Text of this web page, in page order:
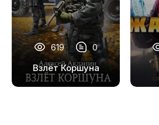
619 0
Взлёт Коршуна